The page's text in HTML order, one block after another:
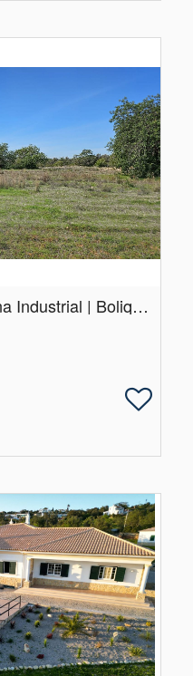
Terreno inserido em zona Industrial | Boliqueime | Loulé